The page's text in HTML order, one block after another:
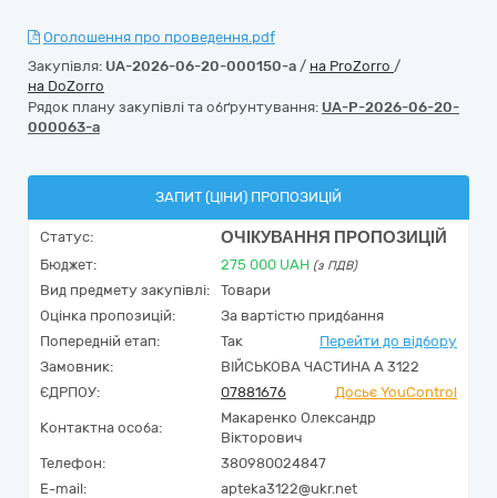
Оголошення про проведення.pdf
Закупівля: UA-2026-06-20-000150-a / на ProZorro /
на DoZorro
Рядок плану закупівлі та обґрунтування: UA-P-2026-06-20-
000063-a
ЗАПИТ (ЦІНИ) ПРОПОЗИЦІЙ
Статус: ОЧІКУВАННЯ ПРОПОЗИЦІЙ
Бюджет: 275 000 UAH (з ПДВ)
Вид предмету закупівлі:
Товари
Оцінка пропозицій:
За вартістю придбання
Попередній етап:
Так
Перейти до відбору
Замовник:
ВІЙСЬКОВА ЧАСТИНА А 3122
ЄДРПОУ:
07881676 Досьє YouControl
Контактна особа:
Макаренко Олександр
Вікторович
Телефон:
380980024847
E-mail:
apteka3122@ukr.net